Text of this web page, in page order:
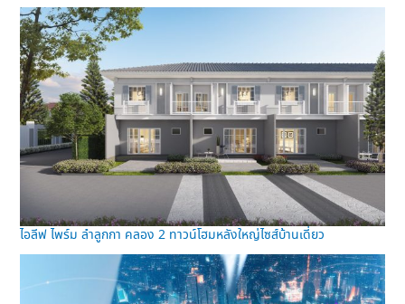
ไอลีฟ ไพร์ม ลำลูกกา คลอง 2 ทาวน์โฮมหลังใหญ่ไซส์บ้านเดี่ยว